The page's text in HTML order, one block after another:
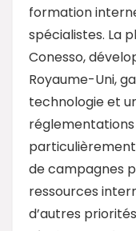
formation
spécialistes. La
Conesso,
Royaume-Uni,
technologie et
particulièrement
de campagnes
ressources
d’autres